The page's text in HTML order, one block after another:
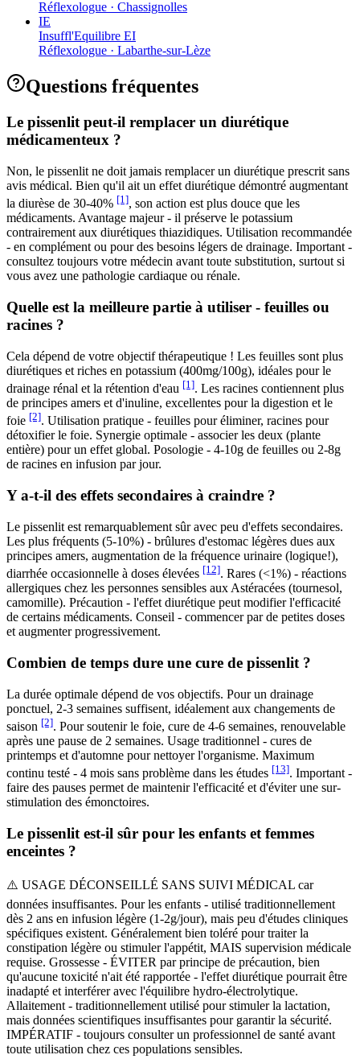
Réflexologue · Chassignolles
IE
Insuffl'Equilibre EI
Réflexologue · Labarthe-sur-Lèze
Questions fréquentes
Le pissenlit peut-il remplacer un diurétique
médicamenteux ?
Non, le pissenlit ne doit jamais remplacer un diurétique prescrit sans
avis médical. Bien qu'il ait un effet diurétique démontré augmentant
la diurèse de 30-40% [1], son action est plus douce que les
médicaments. Avantage majeur - il préserve le potassium
contrairement aux diurétiques thiazidiques. Utilisation recommandée
- en complément ou pour des besoins légers de drainage. Important -
consultez toujours votre médecin avant toute substitution, surtout si
vous avez une pathologie cardiaque ou rénale.
Quelle est la meilleure partie à utiliser - feuilles ou
racines ?
Cela dépend de votre objectif thérapeutique ! Les feuilles sont plus
diurétiques et riches en potassium (400mg/100g), idéales pour le
drainage rénal et la rétention d'eau [1]. Les racines contiennent plus
de principes amers et d'inuline, excellentes pour la digestion et le
foie [2]. Utilisation pratique - feuilles pour éliminer, racines pour
détoxifier le foie. Synergie optimale - associer les deux (plante
entière) pour un effet global. Posologie - 4-10g de feuilles ou 2-8g
de racines en infusion par jour.
Y a-t-il des effets secondaires à craindre ?
Le pissenlit est remarquablement sûr avec peu d'effets secondaires.
Les plus fréquents (5-10%) - brûlures d'estomac légères dues aux
principes amers, augmentation de la fréquence urinaire (logique!),
diarrhée occasionnelle à doses élevées [12]. Rares (<1%) - réactions
allergiques chez les personnes sensibles aux Astéracées (tournesol,
camomille). Précaution - l'effet diurétique peut modifier l'efficacité
de certains médicaments. Conseil - commencer par de petites doses
et augmenter progressivement.
Combien de temps dure une cure de pissenlit ?
La durée optimale dépend de vos objectifs. Pour un drainage
ponctuel, 2-3 semaines suffisent, idéalement aux changements de
saison [2]. Pour soutenir le foie, cure de 4-6 semaines, renouvelable
après une pause de 2 semaines. Usage traditionnel - cures de
printemps et d'automne pour nettoyer l'organisme. Maximum
continu testé - 4 mois sans problème dans les études [13]. Important -
faire des pauses permet de maintenir l'efficacité et d'éviter une sur-
stimulation des émonctoires.
Le pissenlit est-il sûr pour les enfants et femmes
enceintes ?
⚠️ USAGE DÉCONSEILLÉ SANS SUIVI MÉDICAL car
données insuffisantes. Pour les enfants - utilisé traditionnellement
dès 2 ans en infusion légère (1-2g/jour), mais peu d'études cliniques
spécifiques existent. Généralement bien toléré pour traiter la
constipation légère ou stimuler l'appétit, MAIS supervision médicale
requise. Grossesse - ÉVITER par principe de précaution, bien
qu'aucune toxicité n'ait été rapportée - l'effet diurétique pourrait être
inadapté et interférer avec l'équilibre hydro-électrolytique.
Allaitement - traditionnellement utilisé pour stimuler la lactation,
mais données scientifiques insuffisantes pour garantir la sécurité.
IMPÉRATIF - toujours consulter un professionnel de santé avant
toute utilisation chez ces populations sensibles.